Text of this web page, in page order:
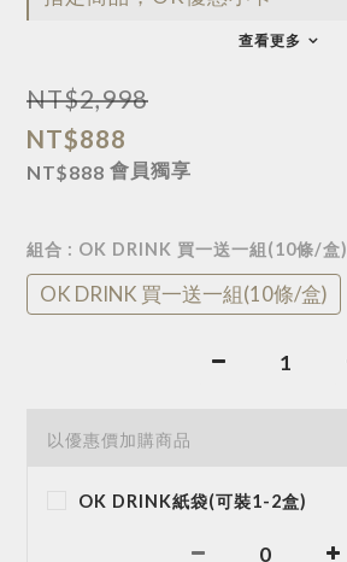
查看更多
NT$2,998
NT$888
NT$888 會員獨享
組合 : OK DRINK 買一送一組(10條/盒)
OK DRINK 買一送一組(10條/盒)
以優惠價加購商品
OK DRINK紙袋(可裝1-2盒)